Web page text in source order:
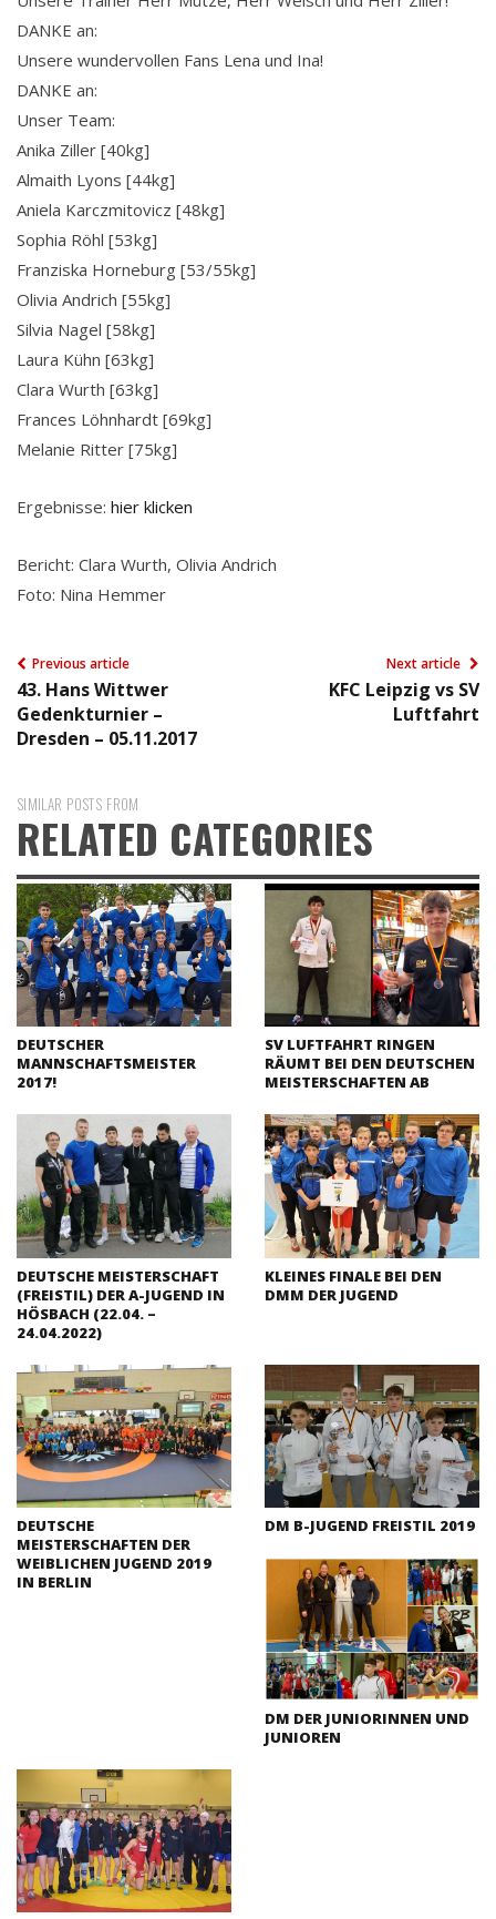
DANKE an:
Unsere wundervollen Fans Lena und Ina!
DANKE an:
Unser Team:
Anika Ziller [40kg]
Almaith Lyons [44kg]
Aniela Karczmitovicz [48kg]
Sophia Röhl [53kg]
Franziska Horneburg [53/55kg]
Olivia Andrich [55kg]
Silvia Nagel [58kg]
Laura Kühn [63kg]
Clara Wurth [63kg]
Frances Löhnhardt [69kg]
Melanie Ritter [75kg]
Ergebnisse: hier klicken
Bericht: Clara Wurth, Olivia Andrich
Foto: Nina Hemmer
Previous article
43. Hans Wittwer
Gedenkturnier –
Dresden – 05.11.2017
Next article
KFC Leipzig vs SV
Luftfahrt
SIMILAR POSTS FROM
RELATED CATEGORIES
DEUTSCHER
MANNSCHAFTSMEISTER
2017!
SV LUFTFAHRT RINGEN
RÄUMT BEI DEN DEUTSCHEN
MEISTERSCHAFTEN AB
DEUTSCHE MEISTERSCHAFT
(FREISTIL) DER A-JUGEND IN
HÖSBACH (22.04. –
24.04.2022)
KLEINES FINALE BEI DEN
DMM DER JUGEND
DEUTSCHE
MEISTERSCHAFTEN DER
WEIBLICHEN JUGEND 2019
IN BERLIN
DM B-JUGEND FREISTIL 2019
DM DER JUNIORINNEN UND
JUNIOREN